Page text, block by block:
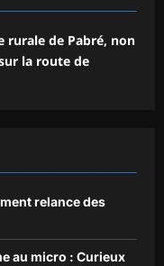
rurale de Pabré, non
la route de
relance des
au micro : Curieux